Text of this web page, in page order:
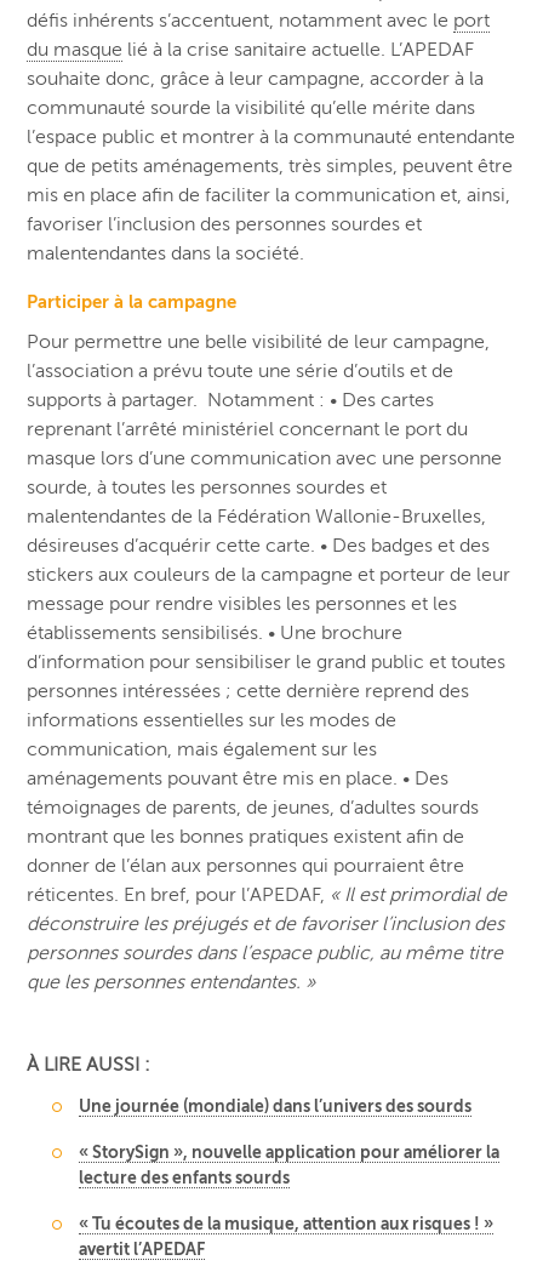
défis inhérents s’accentuent, notamment avec le port
du masque lié à la crise sanitaire actuelle. L’APEDAF
souhaite donc, grâce à leur campagne, accorder à la
communauté sourde la visibilité qu’elle mérite dans
l’espace public et montrer à la communauté entendante
que de petits aménagements, très simples, peuvent être
mis en place afin de faciliter la communication et, ainsi,
favoriser l’inclusion des personnes sourdes et
malentendantes dans la société.
Participer à la campagne
Pour permettre une belle visibilité de leur campagne,
l’association a prévu toute une série d’outils et de
supports à partager. Notamment : • Des cartes
reprenant l’arrêté ministériel concernant le port du
masque lors d’une communication avec une personne
sourde, à toutes les personnes sourdes et
malentendantes de la Fédération Wallonie-Bruxelles,
désireuses d’acquérir cette carte. • Des badges et des
stickers aux couleurs de la campagne et porteur de leur
message pour rendre visibles les personnes et les
établissements sensibilisés. • Une brochure
d’information pour sensibiliser le grand public et toutes
personnes intéressées ; cette dernière reprend des
informations essentielles sur les modes de
communication, mais également sur les
aménagements pouvant être mis en place. • Des
témoignages de parents, de jeunes, d’adultes sourds
montrant que les bonnes pratiques existent afin de
donner de l’élan aux personnes qui pourraient être
réticentes. En bref, pour l’APEDAF, « Il est primordial de
déconstruire les préjugés et de favoriser l’inclusion des
personnes sourdes dans l’espace public, au même titre
que les personnes entendantes. »
À LIRE AUSSI :
Une journée (mondiale) dans l’univers des sourds
« StorySign », nouvelle application pour améliorer la
lecture des enfants sourds
« Tu écoutes de la musique, attention aux risques ! »
avertit l’APEDAF